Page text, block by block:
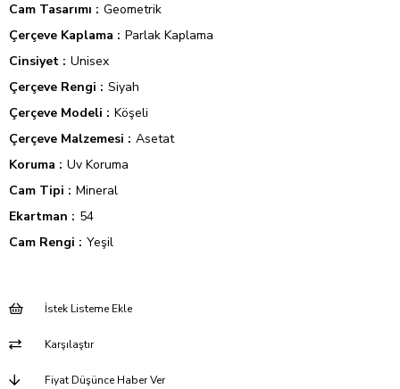
Cam Tasarımı
Geometrik
Çerçeve Kaplama
Parlak Kaplama
Cinsiyet
Unisex
Çerçeve Rengi
Siyah
Çerçeve Modeli
Köşeli
Çerçeve Malzemesi
Asetat
Koruma
Uv Koruma
Cam Tipi
Mineral
Ekartman
54
Cam Rengi
Yeşil
İstek Listeme Ekle
Karşılaştır
Fiyat Düşünce Haber Ver